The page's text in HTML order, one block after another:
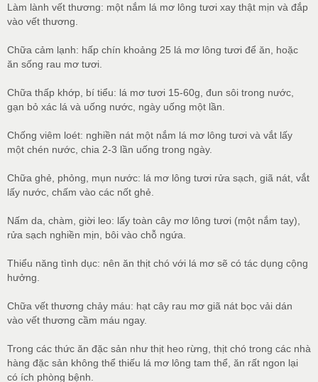
Làm lành vết thương: một nắm lá mơ lông tươi xay thật mịn và đắp
vào vết thương.
Chữa cảm lạnh: hấp chín khoảng 25 lá mơ lông tươi để ăn, hoặc
ăn sống rau mơ tươi.
Chữa thấp khớp, bí tiểu: lá mơ tươi 15-60g, đun sôi trong nước,
gạn bỏ xác lá và uống nước, ngày uống một lần.
Chống viêm loét: nghiền nát một nắm lá mơ lông tươi và vắt lấy
một chén nước, chia 2-3 lần uống trong ngày.
Chữa ghẻ, phỏng, mụn nước: lá mơ lông tươi rửa sạch, giã nát, vắt
lấy nước, chấm vào các nốt ghẻ.
Nấm da, chàm, giời leo: lấy toàn cây mơ lông tươi (một nắm tay),
rửa sạch nghiền mịn, bôi vào chỗ ngứa.
Thiểu năng tình dục: nên ăn thịt chó với lá mơ sẽ có tác dụng cộng
hưởng.
Chữa vết thương chảy máu: hạt cây rau mơ giã nát bọc vải dán
vào vết thương cầm máu ngay.
Trong các thức ăn đặc sản như thịt heo rừng, thịt chó trong các nhà
hàng đặc sản không thể thiếu lá mơ lông tam thể, ăn rất ngon lại
có ích phòng bệnh.